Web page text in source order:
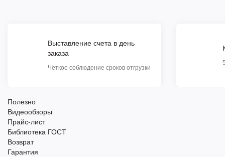
Выставление счета в день
заказа
Чёткое соблюдение сроков отгрузки
Полезно
Видеообзоры
Прайс-лист
Библиотека ГОСТ
Возврат
Гарантия